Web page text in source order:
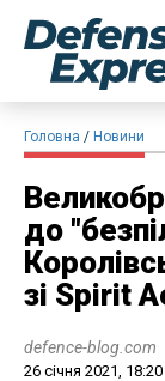
Головна Новини
до
зі Spirit
defence-blog.com
26 січня 2021, 18:20